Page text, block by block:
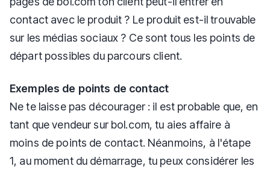
contact avec le produit ? Le produit est-il trouvable
sur les médias sociaux ? Ce sont tous les points de
départ possibles du parcours client.
Exemples de points de contact
Ne te laisse pas décourager : il est probable que, en
tant que vendeur sur bol.com, tu aies affaire à
moins de points de contact. Néanmoins, à l'étape
1, au moment du démarrage, tu peux considérer les